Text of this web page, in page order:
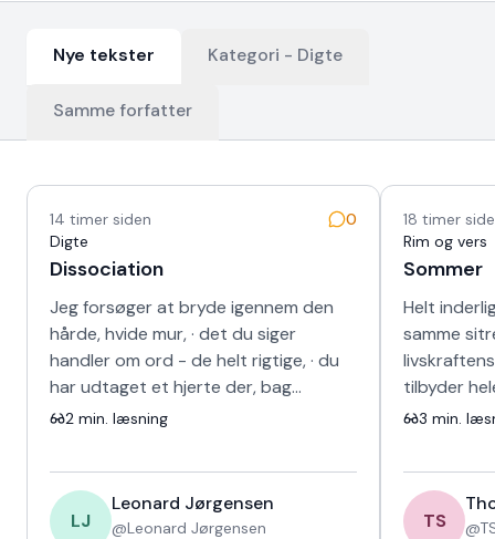
Nye tekster Kategori - Digte
Samme forfatter
14 timer siden
0
Digte
Dissociation
Jeg forsøger at bryde igennem den
hårde, hvide mur, · det du siger
handler om ord - de helt rigtige, · du
har udtaget et hjerte der, bag
skinnet, · kunne ikke længere banke i
2 min. læsning
LJ
Leonard Jørgensen
@Leonard Jørgensen
18 timer
Rim og vers
Sommer
Helt
samme
tilbyder
sang for
3 min.
TS @